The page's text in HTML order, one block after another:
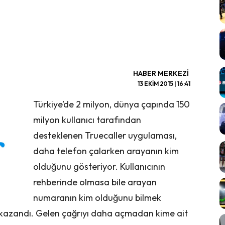
HABER MERKEZI
13 EKIM 2015 | 16:41
Türkiye’de 2 milyon, dünya çapında 150
milyon kullanıcı tarafından
desteklenen Truecaller uygulaması,
daha telefon çalarken arayanın kim
olduğunu gösteriyor. Kullanıcının
rehberinde olmasa bile arayan
numaranın kim olduğunu bilmek
Gelen çağrıyı daha açmadan kime ait